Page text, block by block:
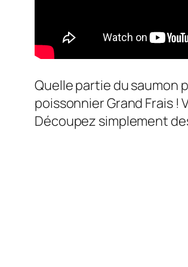
Quelle partie du saumon
poissonnier Grand Frais !
Découpez simplement